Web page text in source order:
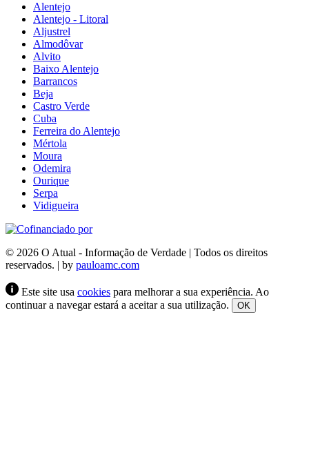
Alentejo
Alentejo - Litoral
Aljustrel
Almodôvar
Alvito
Baixo Alentejo
Barrancos
Beja
Castro Verde
Cuba
Ferreira do Alentejo
Mértola
Moura
Odemira
Ourique
Serpa
Vidigueira
© 2026 O Atual - Informação de Verdade | Todos os direitos
reservados. | by pauloamc.com
Este site usa cookies para melhorar a sua experiência. Ao
continuar a navegar estará a aceitar a sua utilização.
OK